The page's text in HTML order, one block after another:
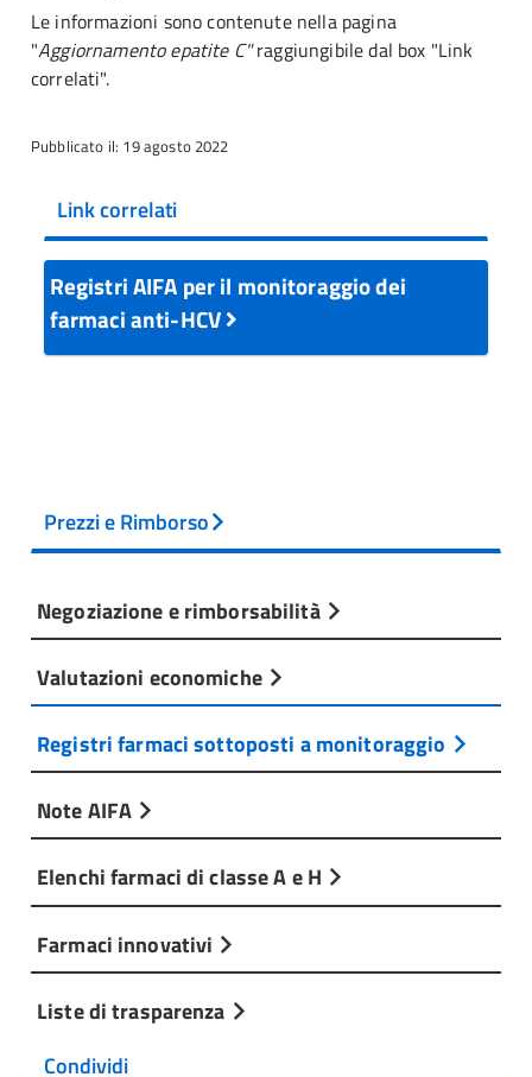
Le informazioni sono contenute nella pagina
"Aggiornamento epatite C"raggiungibile dal box "Link
correlati".
Pubblicato il: 19 agosto 2022
Link correlati
Registri AIFA per il monitoraggio dei
farmaci anti-HCV
Prezzi e Rimborso
Negoziazione e rimborsabilità
Valutazioni economiche
Registri farmaci sottoposti a monitoraggio
Note AIFA
Elenchi farmaci di classe A e H
Farmaci innovativi
Liste di trasparenza
Condividi